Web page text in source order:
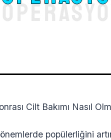
Cilt Bakımı Nasıl
popülerliğini